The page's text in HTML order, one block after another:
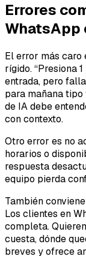
Errores
WhatsApp
El error más caro
rígido. “Presiona
entrada, pero
para mañana tipo
de IA debe
con contexto.
Otro error es no
horarios o
respuesta
equipo pierda
También
Los clientes en
completa.
cuesta, dónde
breves y ofrece